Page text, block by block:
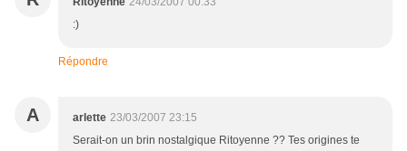
:)
Répondre
A arlette 23/03/2007 23:15
Serait-on un brin nostalgique Ritoyenne ?? Tes origines te